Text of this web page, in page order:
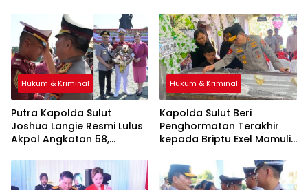
Waspada Musim Kemarau
Hukum & Kriminal
Putra Kapolda Sulut
Joshua Langie Resmi Lulus
Akpol Angkatan 58,
Hukum & Kriminal
Kapolda Sulut Beri
Penghormatan Terakhir
kepada Briptu Exel Mamuli,
Pendampingan